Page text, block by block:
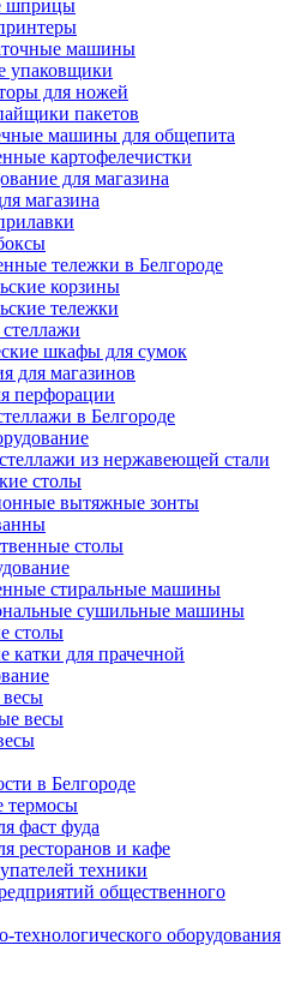
шприцы
машины
упаковщики
для ножей
пакетов
машины для общепита
картофелечистки
для магазина
магазина
тележки в Белгороде
корзины
тележки
шкафы для сумок
для магазинов
перфорации
в Белгороде
из нержавеющей стали
столы
вытяжные зонты
столы
стиральные машины
сушильные машины
столы
катки для прачечной
весы
весы
в Белгороде
термосы
фаст фуда
ресторанов и кафе
техники
общественного
технологического оборудования